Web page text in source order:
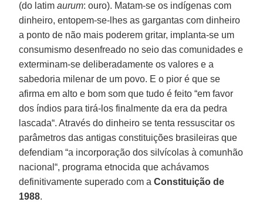
(do latimaurum: ouro). Matam-se os indígenas com
dinheiro, entopem-se-lhes as gargantas com dinheiro
a ponto de não mais poderem gritar, implanta-se um
consumismo desenfreado no seio das comunidades e
exterminam-se deliberadamente os valores e a
sabedoria milenar de um povo. E o pior é que se
afirma em alto e bom som que tudo é feito “em favor
dos índios para tirá-los finalmente da era da pedra
lascada“. Através do dinheiro se tenta ressuscitar os
parâmetros das antigas constituições brasileiras que
defendiam “a incorporação dos silvícolas à comunhão
nacional“, programa etnocida que achávamos
definitivamente superado com aConstituição de
1988.